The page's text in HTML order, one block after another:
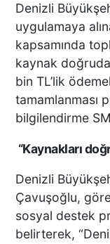
Denizli
uygulamaya
kapsamında
kaynak
bin TL’lik
tamamlanması
bilgilendirme
“Kaynakları
Denizli
Çavuşoğlu,
sosyal destek
belirterek,